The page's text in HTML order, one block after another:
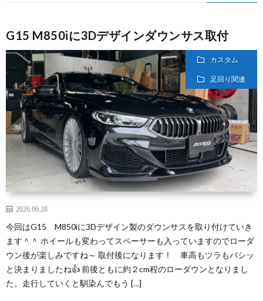
G15 M850iに3Dデザインダウンサス取付
カスタム
足回り関連
2026.06.28
今回はG15 M850iに3Dデザイン製のダウンサスを取り付けていき
ます＾＾ ホイールも変わってスペーサーも入っていますのでローダ
ウン後が楽しみですね～ 取付後になります！ 車高もツラもバシッ
と決まりましたね👍 前後ともに約２cm程のローダウンとなりまし
た。走行していくと馴染んでもう […]